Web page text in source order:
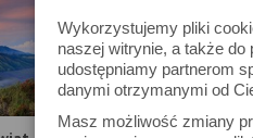
Wykorzystujemy pliki
naszej witrynie, a także do
udostępniamy partnerom
danymi otrzymanymi od
Masz możliwość zmiany
W bazie
Proszę